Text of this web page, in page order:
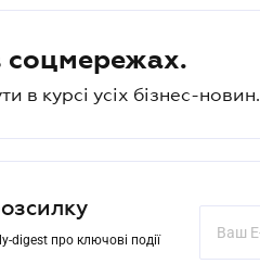
соцмережах.
в курсі усіх бізнес-новин.
digest про ключові події